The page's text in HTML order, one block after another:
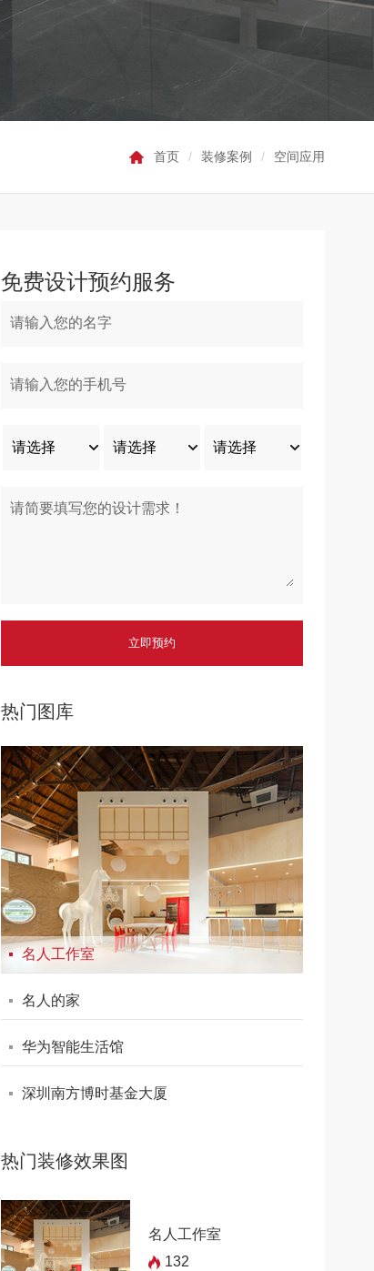
首页 / 装修案例 / 空间应用
免费设计预约服务
请输入您的名字
请输入您的手机号
请简要填写您的设计需求！
热门图库
名人工作室
名人的家
华为智能生活馆
深圳南方博时基金大厦
热门装修效果图
名人工作室
132